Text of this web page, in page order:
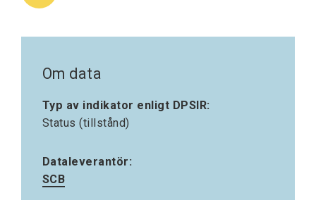
Om data
Typ av indikator enligt DPSIR:
Status (tillstånd)
Dataleverantör:
SCB